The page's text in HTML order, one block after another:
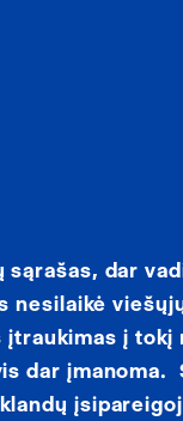
dar
nesilaikė
į
dar įmanoma.